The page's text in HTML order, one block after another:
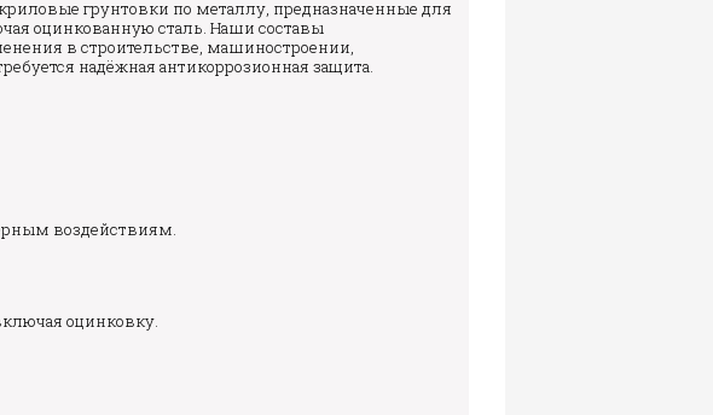
грунтовки по металлу, предназначенные для
оцинкованную сталь. Наши составы
в строительстве, машиностроении,
надёжная антикоррозионная защита.
воздействиям.
оцинковку.